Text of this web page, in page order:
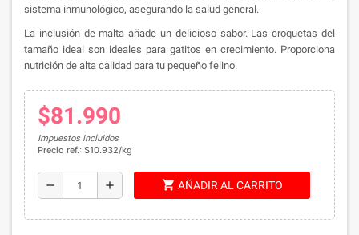
sistema inmunológico, asegurando la salud general.
La inclusión de malta añade un delicioso sabor. Las croquetas del
tamaño ideal son ideales para gatitos en crecimiento. Proporciona
nutrición de alta calidad para tu pequeño felino.
$81.990
Impuestos incluidos
Precio ref.: $10.932/kg
remove add shopping_cart AÑADIR AL CARRITO